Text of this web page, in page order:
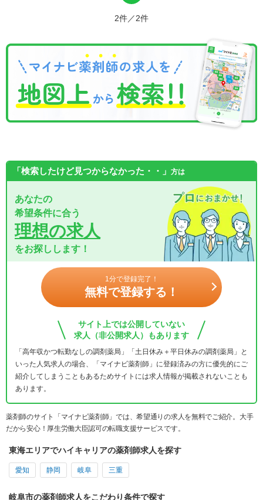
2件／2件
「検索したけど見つからなかった・・」 方は
あなたの
希望条件に合う
理想の求人
をお探しします！
1分で登録完了！
無料で登録する！
サイト上では公開していない
求人（非公開求人）もあります
「高年収かつ転勤なしの調剤薬局」「土日休み＋平日休みの調剤薬局」と
いった人気求人の場合、「マイナビ薬剤師」に登録済みの方に優先的にご
紹介してしまうこともあるためサイトには求人情報が掲載されないことも
あります。
薬剤師のサイト「マイナビ薬剤師」では、希望通りの求人を無料でご紹介。大手
だから安心！厚生労働大臣認可の転職支援サービスです。
東海エリアでハイキャリアの薬剤師求人を探す
愛知 静岡 岐阜 三重
岐阜市の薬剤師求人をこだわり条件で探す